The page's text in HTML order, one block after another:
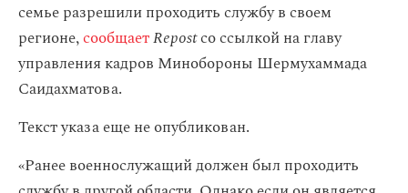
семье разрешили проходить службу в своем
регионе,сообщаетRepostсо ссылкой на главу
управления кадров Минобороны Шермухаммада
Саидахматова.
Текст указа еще не опубликован.
«Ранее военнослужащий должен был проходить